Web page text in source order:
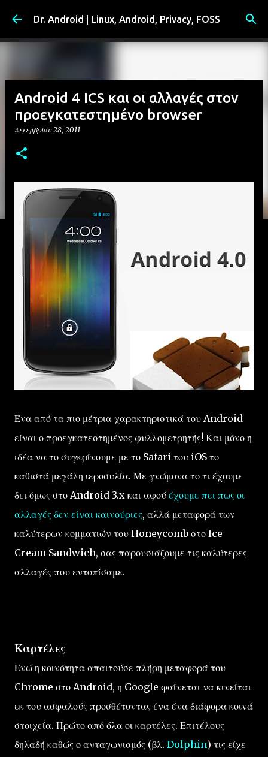
Μετάβαση στο κύριο περιεχόμενο
Dr. Android | Linux, Android, Privacy, FOSS
Android 4 ICS και οι αλλαγές στον
προεγκατεστημένο browser
Δεκεμβρίου 28, 2011
Ένα από τα πιο μέτρια χαρακτηριστικά του Android
είναι ο προεγκατεστημένος φυλλομετρητής! Και μόνο η
ιδέα να το συγκρίνουμε με το Safari του iOS το
καθιστά μεγάλη ιεροσυλία. Με γνώμονα το τι έχουμε
δει όμως στο Android 3.x και αφού έχουμε πει πως οι
αλλαγές δεν είναι καινούριες, αλλά μεταφορά των
καλύτερων κομματιών του Honeycomb στο Ice
Cream Sandwich, σας παρουσιάζουμε τις καλύτερες
αλλαγές που εντοπίσαμε.
Καρτέλες
Ενώ η κοινότητα απαιτούσε πλήρη μεταφορά του
Chrome στο Android, η Google φαίνεται να κινείται
εκ του ασφαλούς προσθέτοντας ένα ένα διάφορα κοινά
στοιχεία. Πρώτο από όλα οι καρτέλες. Επιτέλους
δηλαδή καθώς ο ανταγωνισμός (βλ. Dolphin) τις είχε